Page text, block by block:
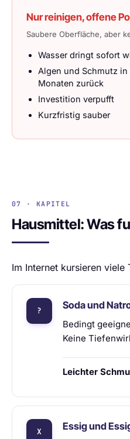
Nur reinigen, offene
Saubere Oberfläche, aber
Wasser dringt sofort
Algen und Schmutz in
Monaten zurück
Investition verpufft
Kurzfristig sauber
07 · KAPITEL
Hausmittel: Was
Im Internet kursieren
Soda und
Bedingt
Keine
Leichter
Essig und